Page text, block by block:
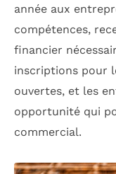
année aux
compétences,
financier
inscriptions pour
ouvertes, et les
opportunité qui
commercial.